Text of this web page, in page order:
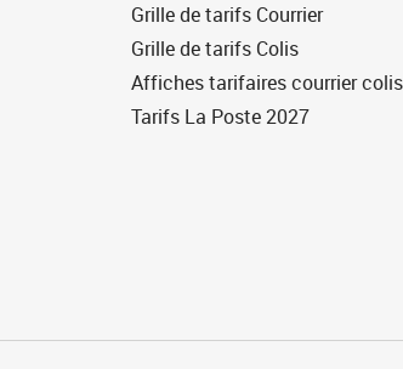
Grille de tarifs Courrier
Grille de tarifs Colis
Affiches tarifaires courrier colis
Tarifs La Poste 2027